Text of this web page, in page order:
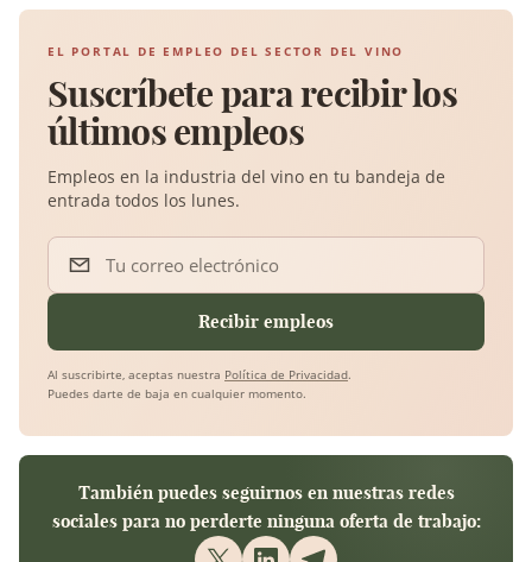
EL PORTAL DE EMPLEO DEL SECTOR DEL VINO
Suscríbete para recibir los
últimos empleos
Empleos en la industria del vino en tu bandeja de
entrada todos los lunes.
Tu correo electrónico
Recibir empleos
Al suscribirte, aceptas nuestra Política de Privacidad.
Puedes darte de baja en cualquier momento.
También puedes seguirnos en nuestras redes
sociales para no perderte ninguna oferta de trabajo: